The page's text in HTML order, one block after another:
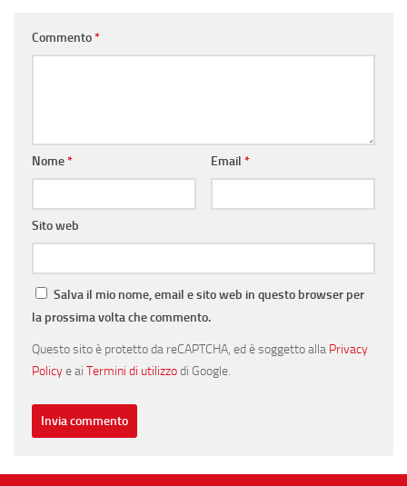
Commento*
Nome* Email *
Sito web
Salva il mio nome, email e sito web in questo browser per
la prossima volta che commento.
Questo sito è protetto da reCAPTCHA, ed è soggetto alla Privacy
Policye ai Termini di utilizzodi Google.